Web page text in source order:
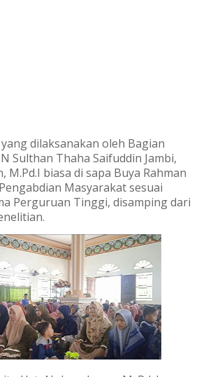
dilaksanakan oleh Bagian
Sulthan Thaha Saifuddin Jambi,
M.Pd.I biasa di sapa Buya Rahman
Masyarakat sesuai
Perguruan Tinggi, disamping dari